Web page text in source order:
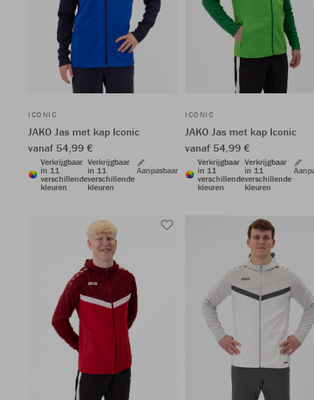
ICONIC
JAKO Jas met kap Iconic
vanaf 54,99 €
Verkrijgbaar
in 11
verschillende
kleuren
Verkrijgbaar
in 11
verschillende
kleuren
Aanpasbaar
ICONIC
JAKO Jas met kap Iconic
vanaf 54,99 €
Verkrijgbaar
in 11
verschillende
kleuren
Verkrijgbaar
in 11
verschillende
kleuren